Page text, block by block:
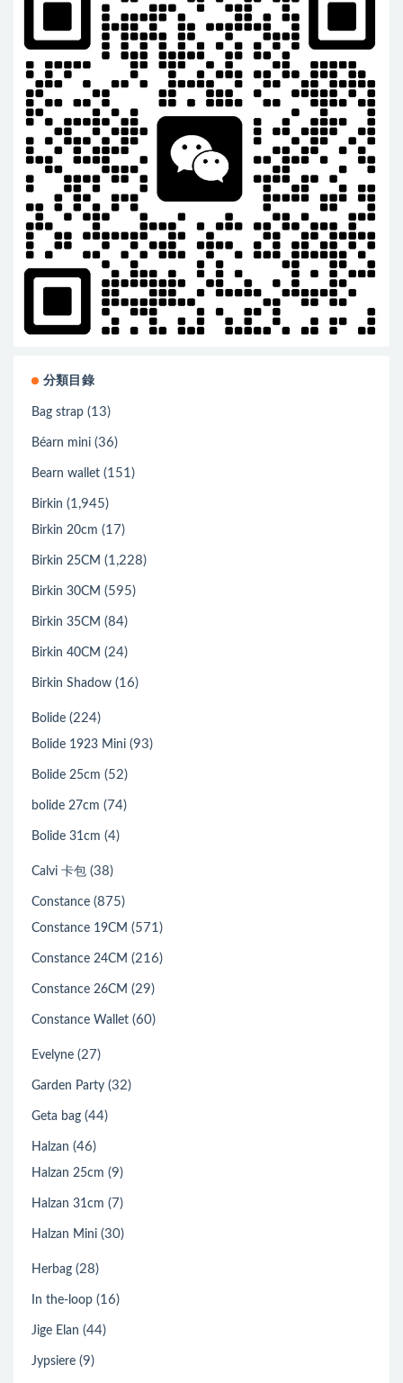
分類目錄
Bag strap (13)
Béarn mini (36)
Bearn wallet (151)
Birkin (1,945)
Birkin 20cm (17)
Birkin 25CM (1,228)
Birkin 30CM (595)
Birkin 35CM (84)
Birkin 40CM (24)
Birkin Shadow (16)
Bolide (224)
Bolide 1923 Mini (93)
Bolide 25cm (52)
bolide 27cm (74)
Bolide 31cm (4)
Calvi 卡包 (38)
Constance (875)
Constance 19CM (571)
Constance 24CM (216)
Constance 26CM (29)
Constance Wallet (60)
Evelyne (27)
Garden Party (32)
Geta bag (44)
Halzan (46)
Halzan 25cm (9)
Halzan 31cm (7)
Halzan Mini (30)
Herbag (28)
In the-loop (16)
Jige Elan (44)
Jypsiere (9)